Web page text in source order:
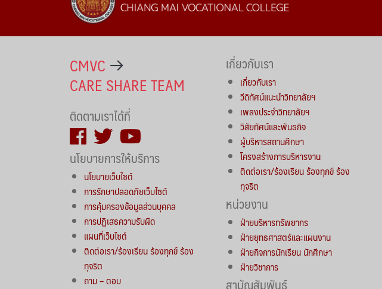
CMVC
CARE SHARE TEAM
ติดตามเราได้ที่
นโยบายการให้บริการ
นโยบายเว็บไซต์
การรักษาปลอดภัยเว็บไซต์
การคุ้มครองข้อมูลส่วนบุคคล
การปฏิเสธความรับผิด
แผนที่เว็บไซต์
ติดต่อเรา/ร้องเรียน ร้องทุกข์ ร้อง
ทุจริต
ถาม – ตอบ
เกี่ยวกับเรา
เกี่ยวกับเรา
วีดิทัศน์แนะนำวิทยาลัยฯ
เพลงประจำวิทยาลัยฯ
วิสัยทัศน์และพันธกิจ
ผู้บริหารสถานศึกษา
โครงสร้างการบริหารงาน
ติดต่อเรา/ร้องเรียน ร้องทุกข์ ร้อง
ทุจริต
หน่วยงาน
ฝ่ายบริหารทรัพยากร
ฝ่ายยุทธศาสตร์และแผนงาน
ฝ่ายกิจการนักเรียน นักศึกษา
ฝ่ายวิชาการ
สามัญสัมพันธ์